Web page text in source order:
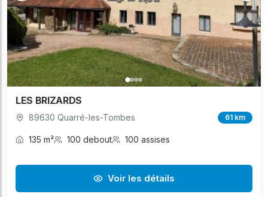
LES BRIZARDS
89630 Quarré-les-Tombes 61 km
135 m² 100 debout 100 assises
Voir les détails